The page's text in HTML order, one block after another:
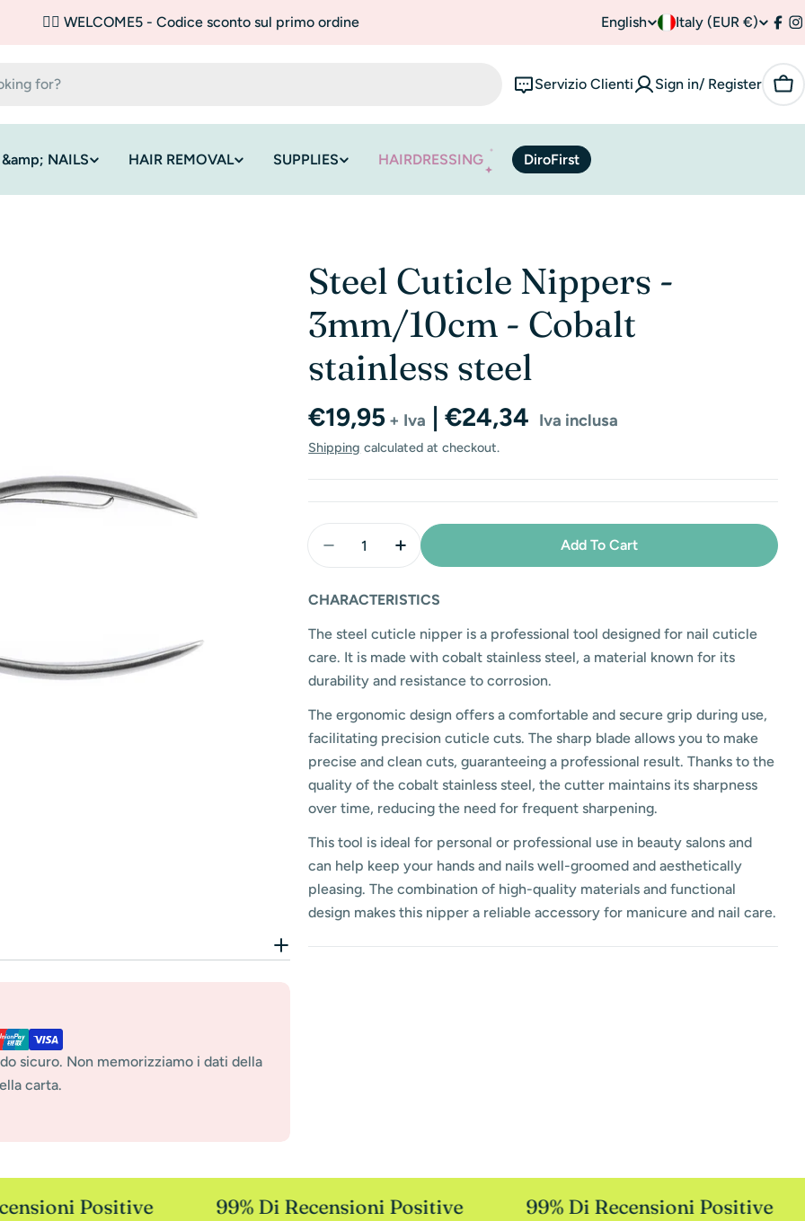
✌🏼 WELCOME5 - Codice sconto sul primo ordine
L
a
e
English C
o
/
o
n
Italy (EUR €)
Servizio Clienti Sign in/ Register
NAILS HAIR REMOVAL SUPPLIES HAIRDRESSING DiroFirst
sicuro. Non memorizziamo i dati della
carta.
Steel Cuticle Nippers -
3mm/10cm - Cobalt
stainless steel
Regular
price
€19,95 + Iva | €24,34 Iva inclusa
Shipping calculated at checkout.
Decrease Quantity For Steel Cuticle Nippers - 3mm/10cm -
Increase Quantity For Steel Cuticle Nippers - 3mm/
Add To Cart
CHARACTERISTICS
The steel cuticle nipper is a professional tool designed for nail cuticle
care. It is made with cobalt stainless steel, a material known for its
durability and resistance to corrosion.
The ergonomic design offers a comfortable and secure grip during use,
facilitating precision cuticle cuts. The sharp blade allows you to make
precise and clean cuts, guaranteeing a professional result. Thanks to the
quality of the cobalt stainless steel, the cutter maintains its sharpness
over time, reducing the need for frequent sharpening.
This tool is ideal for personal or professional use in beauty salons and
can help keep your hands and nails well-groomed and aesthetically
pleasing. The combination of high-quality materials and functional
design makes this nipper a reliable accessory for manicure and nail care.
Positive 99% Di Recensioni Positive 99% Di Recensioni Positive